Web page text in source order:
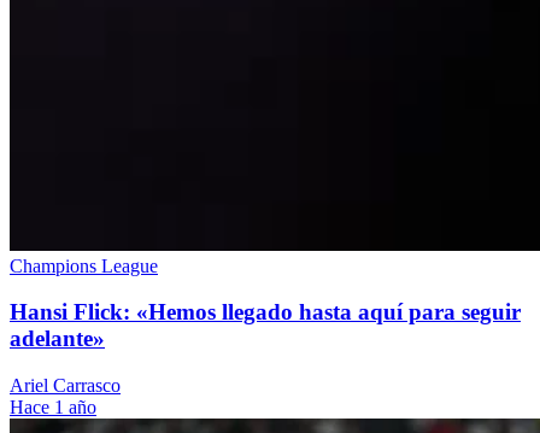
Champions League
Hansi Flick: «Hemos llegado hasta aquí para seguir
adelante»
Ariel Carrasco
Hace 1 año